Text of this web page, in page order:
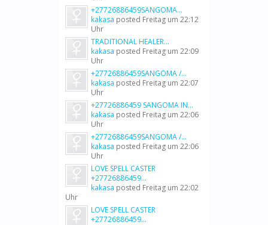
+27726886459SANGOMA...
kakasa posted Freitag um 22:12
Uhr
TRADITIONAL HEALER...
kakasa posted Freitag um 22:09
Uhr
+27726886459SANGOMA /...
kakasa posted Freitag um 22:07
Uhr
+27726886459 SANGOMA IN...
kakasa posted Freitag um 22:06
Uhr
+27726886459SANGOMA /...
kakasa posted Freitag um 22:06
Uhr
LOVE SPELL CASTER
+27726886459...
kakasa posted Freitag um 22:02
Uhr
LOVE SPELL CASTER
+27726886459...